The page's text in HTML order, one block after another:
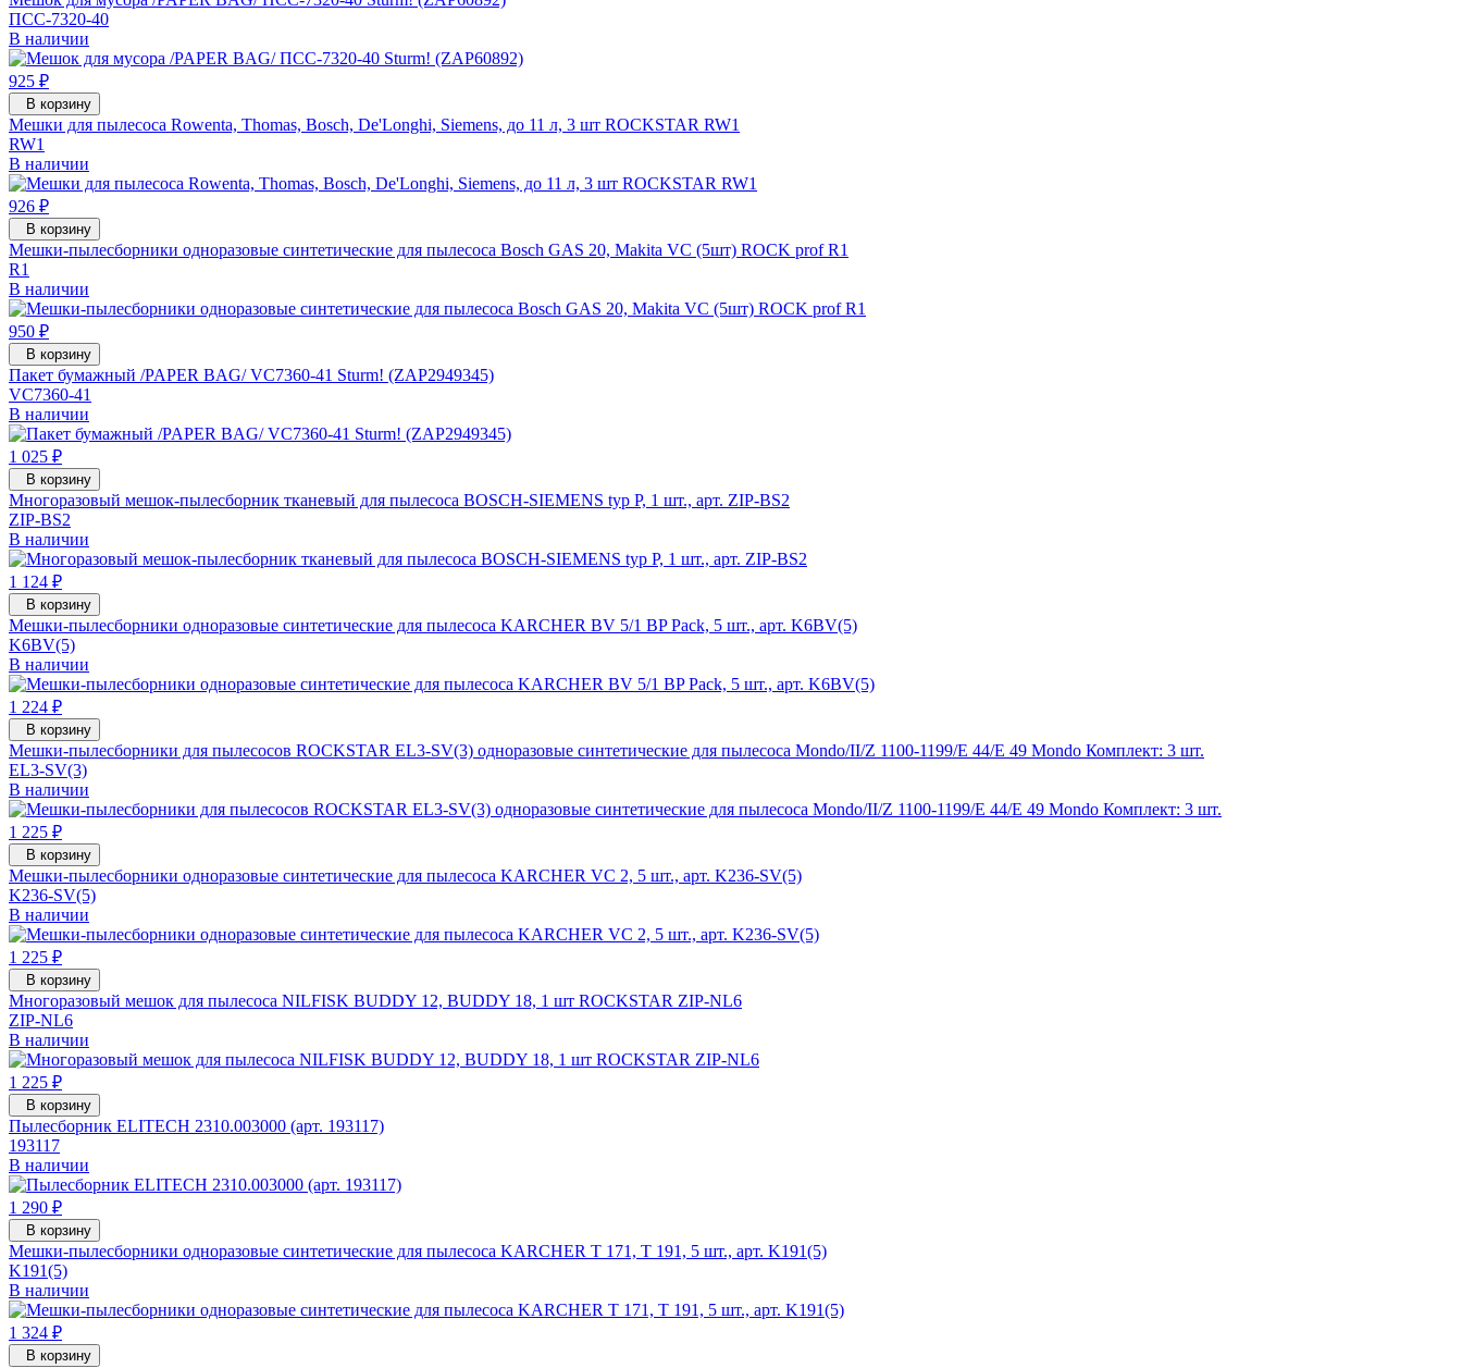
ПСС-7320-40
В наличии
925 ₽
В корзину
Мешки для пылесоса Rowenta, Thomas, Bosch, De'Longhi, Siemens, до 11 л, 3 шт ROCKSTAR RW1
RW1
В наличии
926 ₽
В корзину
Мешки-пылесборники одноразовые синтетические для пылесоса Bosch GAS 20, Makita VC (5шт) ROCK prof R1
R1
В наличии
950 ₽
В корзину
Пакет бумажный /PAPER BAG/ VC7360-41 Sturm! (ZAP2949345)
VC7360-41
В наличии
1 025 ₽
В корзину
Многоразовый мешок-пылесборник тканевый для пылесоса BOSCH-SIEMENS typ P, 1 шт., арт. ZIP-BS2
ZIP-BS2
В наличии
1 124 ₽
В корзину
Мешки-пылесборники одноразовые синтетические для пылесоса KARCHER BV 5/1 BP Pack, 5 шт., арт. K6BV(5)
K6BV(5)
В наличии
1 224 ₽
В корзину
Мешки-пылесборники для пылесосов ROCKSTAR EL3-SV(3) одноразовые синтетические для пылесоса Mondo/II/Z 1100-1199/E 44/E 49 Mondo Комплект: 3 шт.
EL3-SV(3)
В наличии
1 225 ₽
В корзину
Мешки-пылесборники одноразовые синтетические для пылесоса KARCHER VC 2, 5 шт., арт. K236-SV(5)
K236-SV(5)
В наличии
1 225 ₽
В корзину
Многоразовый мешок для пылесоса NILFISK BUDDY 12, BUDDY 18, 1 шт ROCKSTAR ZIP-NL6
ZIP-NL6
В наличии
1 225 ₽
В корзину
Пылесборник ELITECH 2310.003000 (арт. 193117)
193117
В наличии
1 290 ₽
В корзину
Мешки-пылесборники одноразовые синтетические для пылесоса KARCHER T 171, T 191, 5 шт., арт. K191(5)
K191(5)
В наличии
1 324 ₽
В корзину